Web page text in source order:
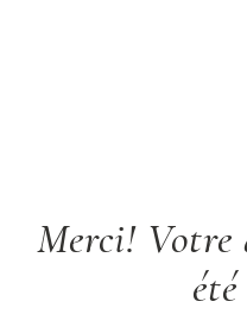
Merci! Votre